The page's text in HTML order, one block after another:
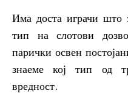
Има доста играчи што
тип на слотови
парички освен
знаеме кој тип од
вредност.